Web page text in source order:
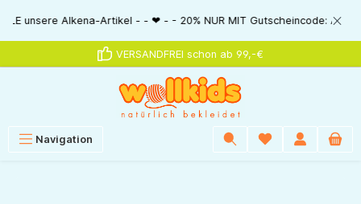
springen
NUR MIT Gutscheincode: AlkenaSSV - - ❤ - - Nur im
VERSANDFREI schon ab 99,-€
Navigation